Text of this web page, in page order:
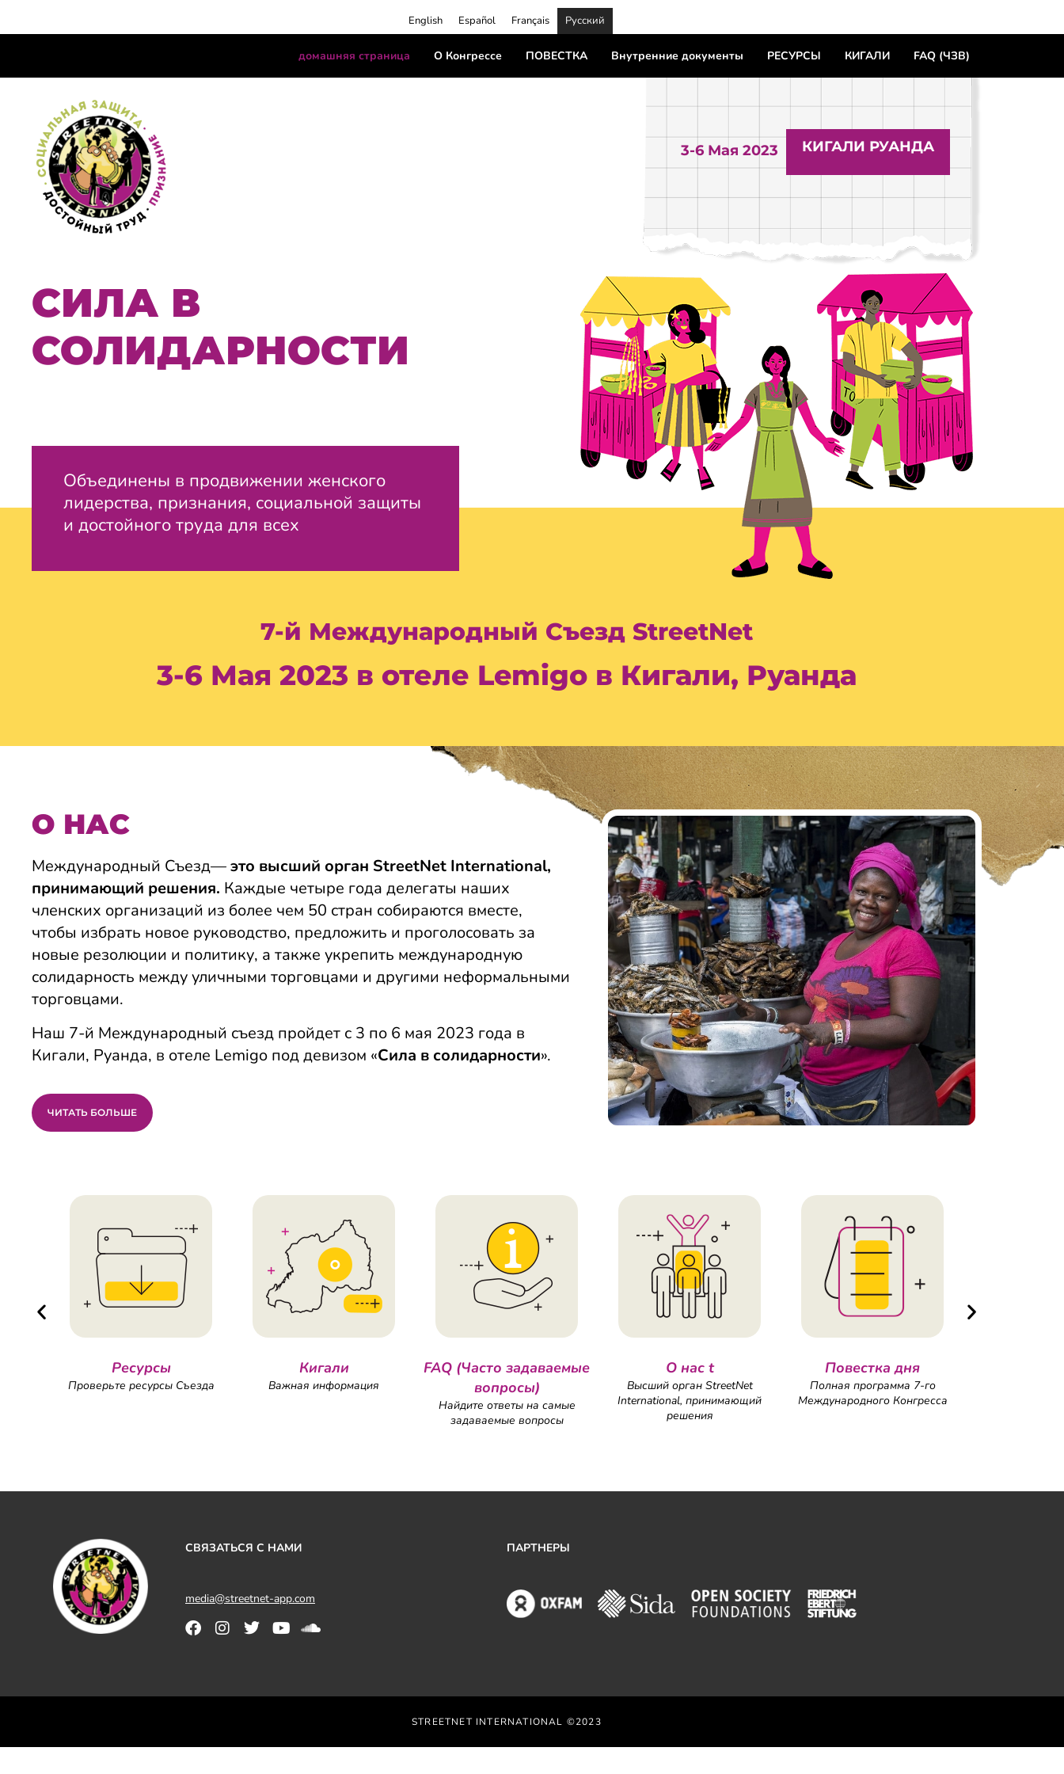
English Español Français Русский
домашняя страница О Конгрессе ПОВЕСТКА Внутренние документы РЕСУРСЫ КИГАЛИ FAQ (ЧЗВ)
3-6 Мая 2023 КИГАЛИ РУАНДА
СИЛА В
СОЛИДАРНОСТИ
Объединены в продвижении женского
лидерства, признания, социальной защиты
и достойного труда для всех
7-й Международный Съезд StreetNet
3-6 Мая 2023 в отеле Lemigo в Кигали, Руанда
О НАС
Международный Съезд—это высший орган StreetNet International,
принимающий решения. Каждые четыре года делегаты наших
членских организаций из более чем 50 стран собираются вместе,
чтобы избрать новое руководство, предложить и проголосовать за
новые резолюции и политику, а также укрепить международную
солидарность между уличными торговцами и другими неформальными
торговцами.
Наш 7-й Международный съезд пройдет с 3 по 6 мая 2023 года в
Кигали, Руанда, в отеле Lemigo под девизом «Сила в солидарности».
ЧИТАТЬ БОЛЬШЕ
Ресурсы
Проверьте ресурсы Съезда
Кигали
Важная информация
FAQ (Часто задаваемые
вопросы)
Найдите ответы на самые
задаваемые вопросы
О нас t
Высший орган StreetNet
International, принимающий
решения
Повестка дня
Полная программа 7-го
Международного Конгресса
СВЯЗАТЬСЯ С НАМИ
media@streetnet-app.com
ПАРТНЕРЫ
STREETNET INTERNATIONAL ©2023